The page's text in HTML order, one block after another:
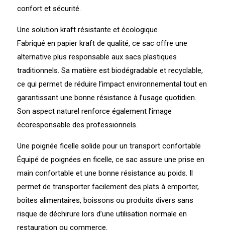
confort et sécurité.
Une solution kraft résistante et écologique
Fabriqué en papier kraft de qualité, ce sac offre une
alternative plus responsable aux sacs plastiques
traditionnels. Sa matière est biodégradable et recyclable,
ce qui permet de réduire l’impact environnemental tout en
garantissant une bonne résistance à l’usage quotidien.
Son aspect naturel renforce également l’image
écoresponsable des professionnels.
Une poignée ficelle solide pour un transport confortable
Équipé de poignées en ficelle, ce sac assure une prise en
main confortable et une bonne résistance au poids. Il
permet de transporter facilement des plats à emporter,
boîtes alimentaires, boissons ou produits divers sans
risque de déchirure lors d’une utilisation normale en
restauration ou commerce.